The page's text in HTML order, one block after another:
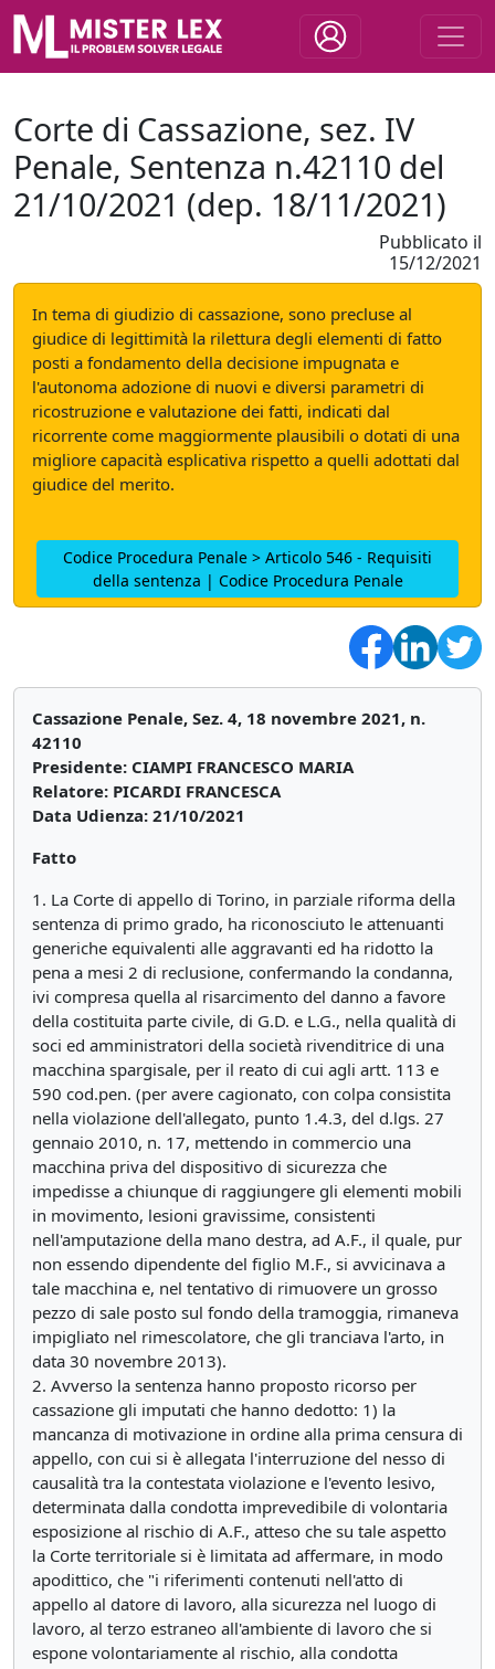
Corte di Cassazione, sez. IV
Penale, Sentenza n.42110 del
21/10/2021 (dep. 18/11/2021)
Pubblicato il
15/12/2021
In tema di giudizio di cassazione, sono precluse al
giudice di legittimità la rilettura degli elementi di fatto
posti a fondamento della decisione impugnata e
l'autonoma adozione di nuovi e diversi parametri di
ricostruzione e valutazione dei fatti, indicati dal
ricorrente come maggiormente plausibili o dotati di una
migliore capacità esplicativa rispetto a quelli adottati dal
giudice del merito.
Codice Procedura Penale > Articolo 546 - Requisiti
della sentenza | Codice Procedura Penale
Cassazione Penale, Sez. 4, 18 novembre 2021, n.
42110
Presidente: CIAMPI FRANCESCO MARIA
Relatore: PICARDI FRANCESCA
Data Udienza: 21/10/2021
Fatto
1. La Corte di appello di Torino, in parziale riforma della
sentenza di primo grado, ha riconosciuto le attenuanti
generiche equivalenti alle aggravanti ed ha ridotto la
pena a mesi 2 di reclusione, confermando la condanna,
ivi compresa quella al risarcimento del danno a favore
della costituita parte civile, di G.D. e L.G., nella qualità di
soci ed amministratori della società rivenditrice di una
macchina spargisale, per il reato di cui agli artt. 113 e
590 cod.pen. (per avere cagionato, con colpa consistita
nella violazione dell'allegato, punto 1.4.3, del d.lgs. 27
gennaio 2010, n. 17, mettendo in commercio una
macchina priva del dispositivo di sicurezza che
impedisse a chiunque di raggiungere gli elementi mobili
in movimento, lesioni gravissime, consistenti
nell'amputazione della mano destra, ad A.F., il quale, pur
non essendo dipendente del figlio M.F., si avvicinava a
tale macchina e, nel tentativo di rimuovere un grosso
pezzo di sale posto sul fondo della tramoggia, rimaneva
impigliato nel rimescolatore, che gli tranciava l'arto, in
data 30 novembre 2013).
2. Avverso la sentenza hanno proposto ricorso per
cassazione gli imputati che hanno dedotto: 1) la
mancanza di motivazione in ordine alla prima censura di
appello, con cui si è allegata l'interruzione del nesso di
causalità tra la contestata violazione e l'evento lesivo,
determinata dalla condotta imprevedibile di volontaria
esposizione al rischio di A.F., atteso che su tale aspetto
la Corte territoriale si è limitata ad affermare, in modo
apodittico, che "i riferimenti contenuti nell'atto di
appello al datore di lavoro, alla sicurezza nel luogo di
lavoro, al terzo estraneo all'ambiente di lavoro che si
espone volontariamente al rischio, alla condotta